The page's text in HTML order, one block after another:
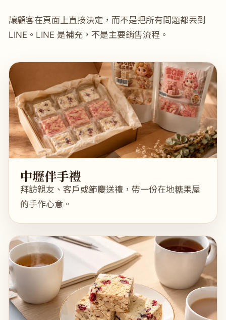
讓顧客在頁面上直接決定，而不是把所有問題都丟到
LINE。LINE 是補充，不是主要銷售流程。
中壢伴手禮
拜訪親友、客戶或節慶送禮，帶一份在地糖果屋
的手作心意。